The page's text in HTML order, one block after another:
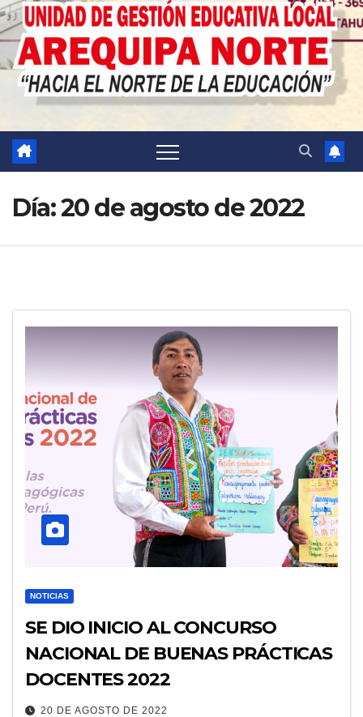
Día:20 de agosto de 2022
NOTICIAS
SE DIO INICIO AL CONCURSO
NACIONAL DE BUENAS PRÁCTICAS
DOCENTES 2022
20 DE AGOSTO DE 2022